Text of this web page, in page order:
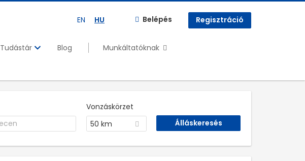
EN HU Belépés Regisztráció
Tudástár Blog
Munkáltatóknak
Vonzáskörzet
50 km